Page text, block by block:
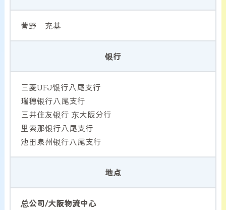
菅野 充基
银行
三菱UFJ银行八尾支行
瑞穗银行八尾支行
三井住友银行 东大阪分行
里索那银行八尾支行
池田泉州银行八尾支行
地点
总公司/大阪物流中心